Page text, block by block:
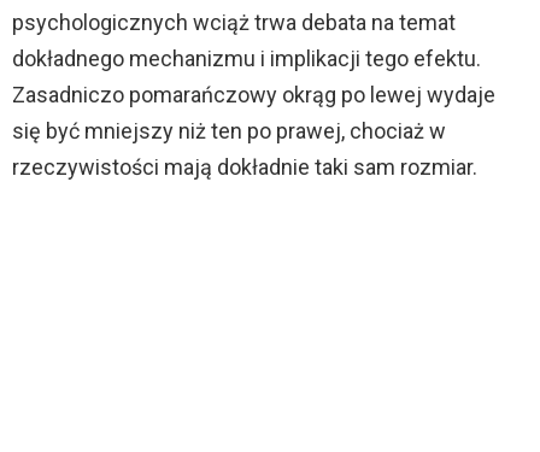
psychologicznych wciąż trwa debata na temat
dokładnego mechanizmu i implikacji tego efektu.
Zasadniczo pomarańczowy okrąg po lewej wydaje
się być mniejszy niż ten po prawej, chociaż w
rzeczywistości mają dokładnie taki sam rozmiar.